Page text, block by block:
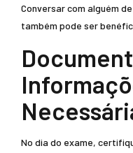
Conversar com alguém
também pode ser
No dia do exame,